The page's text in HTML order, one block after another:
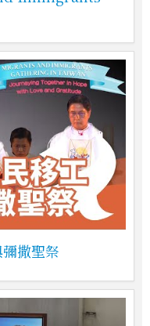
撒聖祭